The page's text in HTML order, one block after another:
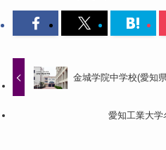
金城学院中学校(愛知
愛知工業大学